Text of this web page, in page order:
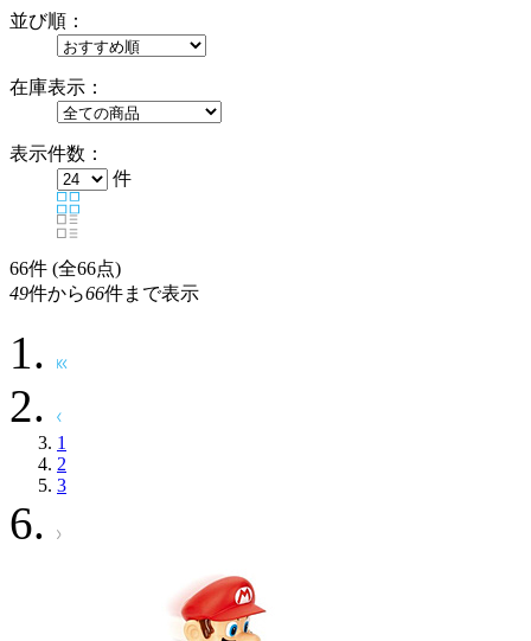
並び順：
在庫表示：
表示件数：
件
66件 (全66点)
49件から66件まで表示
1
2
3